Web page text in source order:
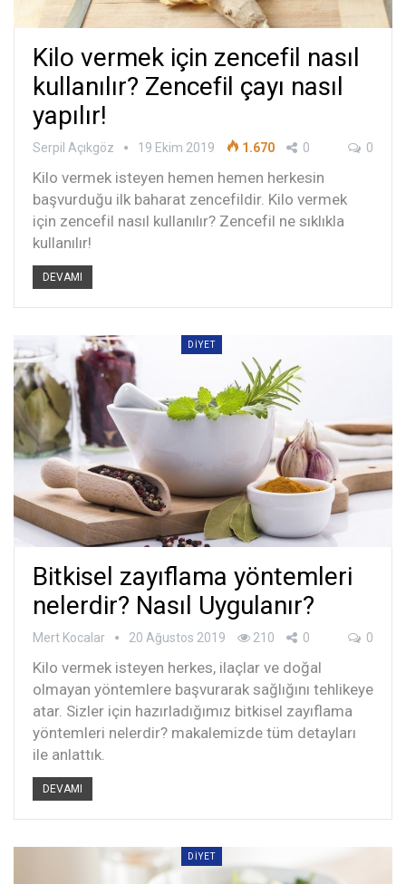
Kilo vermek için zencefil nasıl
kullanılır? Zencefil çayı nasıl
yapılır!
Serpil Açıkgöz 19 Ekim 2019 1.670 0 0
Kilo vermek isteyen hemen hemen herkesin
başvurduğu ilk baharat zencefildir. Kilo vermek
için zencefil nasıl kullanılır? Zencefil ne sıklıkla
kullanılır!
DEVAMI
DIYET
Bitkisel zayıflama yöntemleri
nelerdir? Nasıl Uygulanır?
Mert Kocalar 20 Ağustos 2019 210 0 0
Kilo vermek isteyen herkes, ilaçlar ve doğal
olmayan yöntemlere başvurarak sağlığını tehlikeye
atar. Sizler için hazırladığımız bitkisel zayıflama
yöntemleri nelerdir? makalemizde tüm detayları
ile anlattık.
DEVAMI
DIYET